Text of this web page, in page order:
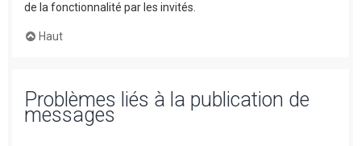
de la fonctionnalité par les invités.
Haut
Problèmes liés à la publication de
messages